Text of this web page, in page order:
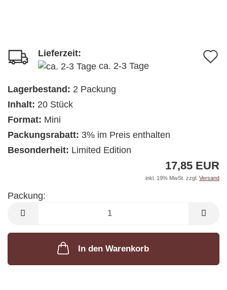
Lieferzeit:
ca. 2-3 Tage
Lagerbestand: 2 Packung
Inhalt: 20 Stück
Format: Mini
Packungsrabatt: 3% im Preis enthalten
Besonderheit: Limited Edition
17,85 EUR
inkl. 19% MwSt. zzgl. Versand
Packung:
Packung
In den Warenkorb